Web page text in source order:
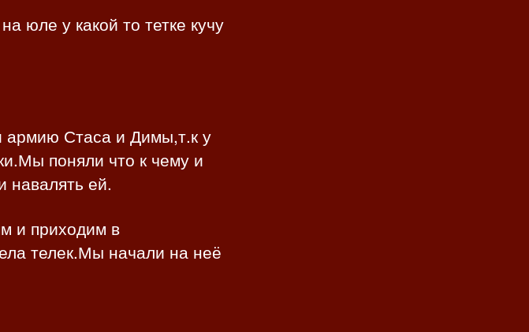
юле у какой то тетке кучу
армию Стаса и Димы,т.к у
поняли что к чему и
навалять ей.
и приходим в
телек.Мы начали на неё